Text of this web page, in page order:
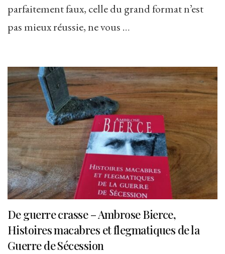
parfaitement faux, celle du grand format n’est
pas mieux réussie, ne vous …
De guerre crasse – Ambrose Bierce,
Histoires macabres et flegmatiques de la
Guerre de Sécession